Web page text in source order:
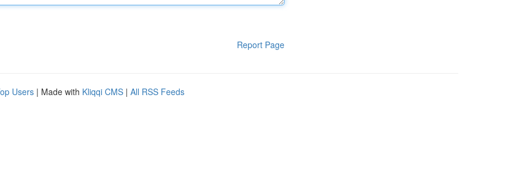
Report Page
Users | Made with Kliqqi CMS | All RSS Feeds